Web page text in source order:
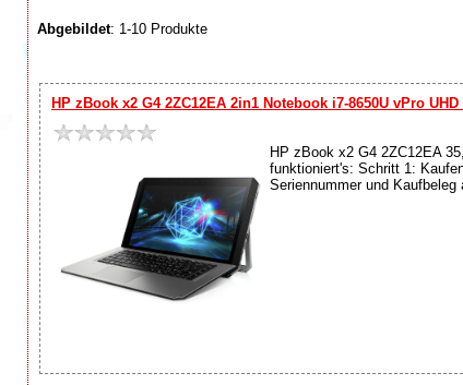
Abgebildet: 1-10 Produkte
HP zBook x2 G4 2ZC12EA 2in1 Notebook i7-8650U vPro
HP zBook x2 G4 2ZC12EA
funktioniert's: Schritt 1:
Seriennummer und